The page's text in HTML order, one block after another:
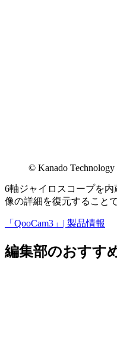
©︎ Kanado Technology
6軸ジャイロスコープを
像の詳細を復元すること
「QooCam3」| 製品情報
編集部のおすす